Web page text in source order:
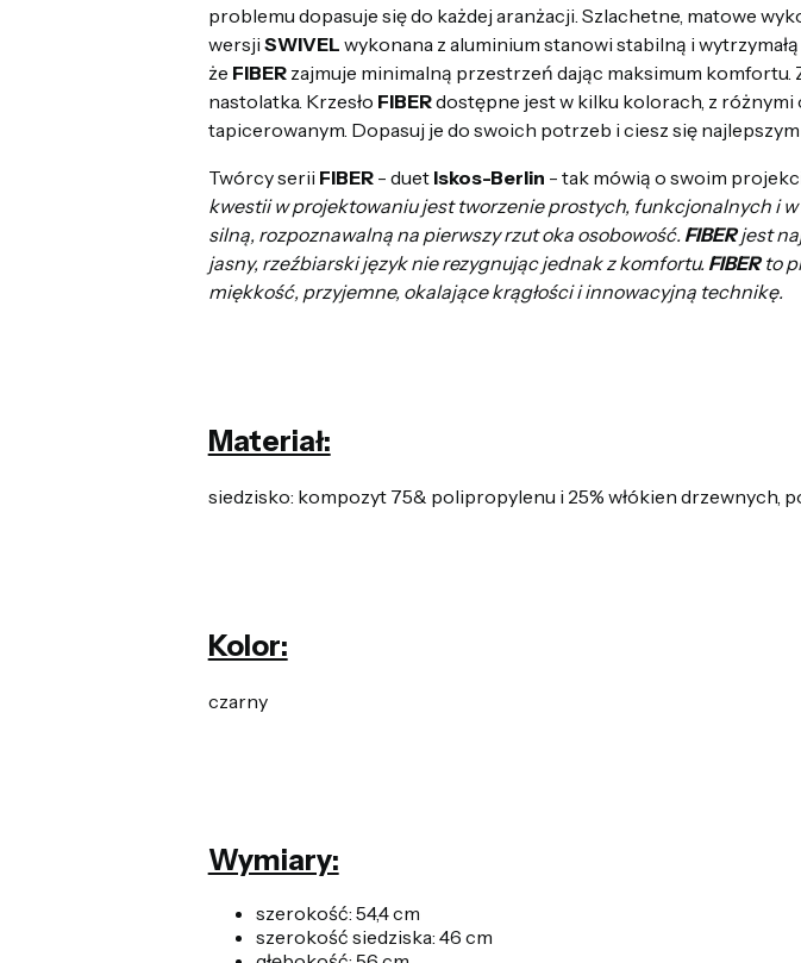
problemu dopasuje się do każdej aranżacji. Szlachetne, matowe
wersji SWIVEL wykonana z aluminium stanowi stabilną i
że FIBERzajmuje minimalną przestrzeń dając maksimum komfortu.
nastolatka. Krzesło FIBERdostępne jest w kilku kolorach, z różnymi
tapicerowanym. Dopasuj je do swoich potrzeb i ciesz się najlepszym
Twórcy serii FIBER- duet Iskos-Berlin - tak mówią o swoim
kwestii w projektowaniu jest tworzenie prostych, funkcjonalnych i
silną, rozpoznawalną na pierwszy rzut oka osobowość. FIBERjest
jasny, rzeźbiarski język nie rezygnując jednak z komfortu. FIBERto
miękkość, przyjemne, okalające krągłości i innowacyjną technikę.
Materiał:
siedzisko: kompozyt 75& polipropylenu i 25% włókien drzewnych,
Kolor:
czarny
Wymiary:
szerokość: 54,4 cm
szerokość siedziska: 46 cm